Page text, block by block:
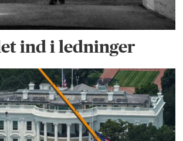
ind i ledninger